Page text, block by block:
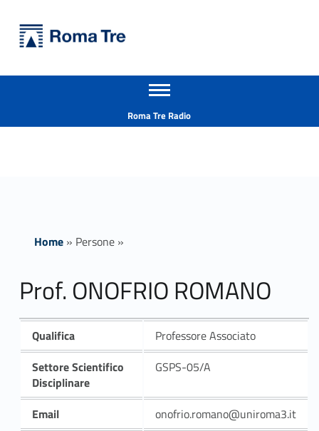
Prof. ONOFRIO ROMANO - Università Roma Tre
Apri il menu secondario
Roma Tre Radio
Home» Persone»
Prof. ONOFRIO ROMANO
Qualifica
Professore Associato
Settore Scientifico
Disciplinare
GSPS-05/A
Email
onofrio.romano@uniroma3.it